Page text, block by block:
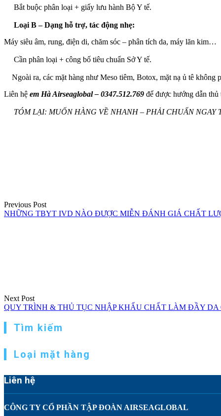
Bắt buộc phân loại + giấy lưu hành Bộ Y tế.
Loại B – Dạng hỗ trợ, tác động nhẹ:
Máy siêu âm, rung, điện di, chăm sóc – phân tích da, máy lăn kim…
Cần phân loại + công bố tiêu chuẩn Sở Y tế.
Ngoài ra, các mặt hàng như Meso tiêm, Botox, mặt nạ ủ tê
Liên hệ em Hà Airseaglobal – 0347.512.769 để được hướng dẫn thủ
TÓM LẠI: MUỐN HÀNG VỀ NHANH – PHẢI CHUẨN NGAY
Previous Post
NHỮNG TBYT IVD NÀO ĐƯỢC MIỄN ĐÁNH GIÁ CHẤT
Next Post
QUY TRÌNH & THỦ TỤC NHẬP KHẨU CHẤT LÀM ĐẦY
Tìm kiếm
Loại mặt hàng
Liên hệ
CÔNG TY CỔ PHẦN TẬP ĐOÀN AIRSEAGLOBAL